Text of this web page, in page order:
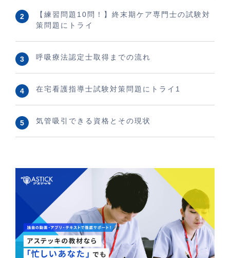
【練習問題10問！】終末期ケア専門士の試験対
策問題にトライ
呼吸療法認定士取得までの流れ
在宅看護指導士試験対策問題にトライ1
気管吸引できる資格とその現状